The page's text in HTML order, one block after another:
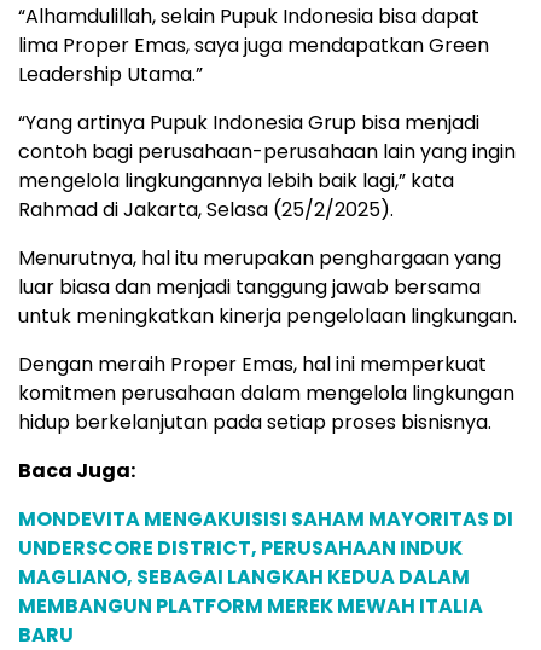
“Alhamdulillah, selain Pupuk Indonesia bisa dapat
lima Proper Emas, saya juga mendapatkan Green
Leadership Utama.”
“Yang artinya Pupuk Indonesia Grup bisa menjadi
contoh bagi perusahaan-perusahaan lain yang ingin
mengelola lingkungannya lebih baik lagi,” kata
Rahmad di Jakarta, Selasa (25/2/2025).
Menurutnya, hal itu merupakan penghargaan yang
luar biasa dan menjadi tanggung jawab bersama
untuk meningkatkan kinerja pengelolaan lingkungan.
Dengan meraih Proper Emas, hal ini memperkuat
komitmen perusahaan dalam mengelola lingkungan
hidup berkelanjutan pada setiap proses bisnisnya.
Baca Juga:
MONDEVITA MENGAKUISISI SAHAM MAYORITAS DI
UNDERSCORE DISTRICT, PERUSAHAAN INDUK
MAGLIANO, SEBAGAI LANGKAH KEDUA DALAM
MEMBANGUN PLATFORM MEREK MEWAH ITALIA
BARU